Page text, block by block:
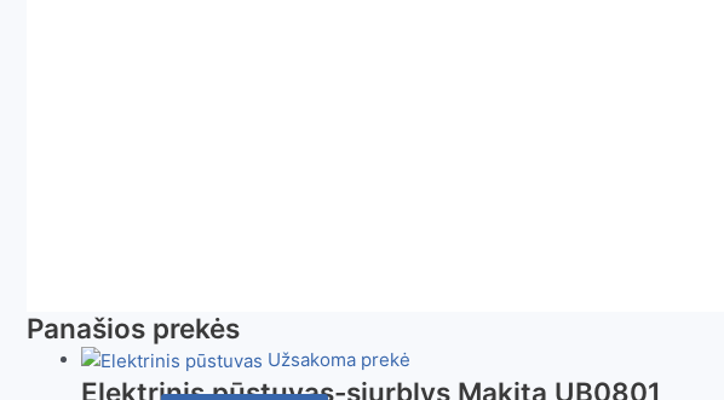
Panašios prekės
Užsakoma prekė
Elektrinis pūstuvas-siurblys Makita UB0801